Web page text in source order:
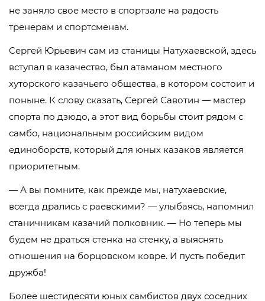
не заняло свое место в спортзале на радость
тренерам и спортсменам.
Сергей Юрьевич сам из станицы Натухаевской, здесь
вступал в казачество, был атаманом местного
хуторского казачьего общества, в котором состоит и
поныне. К слову сказать, Сергей Савотин — мастер
спорта по дзюдо, а этот вид борьбы стоит рядом с
самбо, национальным российским видом
единоборств, который для юных казаков является
приоритетным.
— А вы помните, как прежде мы, натухаевские,
всегда дрались с раевскими? — улыбаясь, напомнил
станичникам казачий полковник. — Но теперь мы
будем не драться стенка на стенку, а выяснять
отношения на борцовском ковре. И пусть победит
дружба!
Более шестидесяти юных самбистов двух соседних